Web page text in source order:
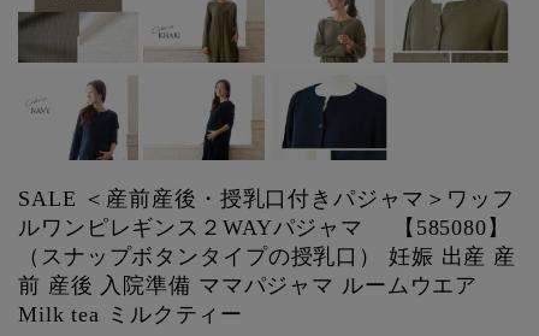
SALE ＜産前産後・授乳口付きパジャマ＞ワッフ
ルワンピレギンス２WAYパジャマ 【585080】
（スナップボタンタイプの授乳口） 妊娠 出産 産
前 産後 入院準備 ママパジャマ ルームウエア
Milk tea ミルクティー